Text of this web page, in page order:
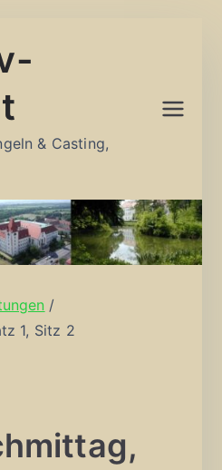
& Casting,
1, Sitz 2